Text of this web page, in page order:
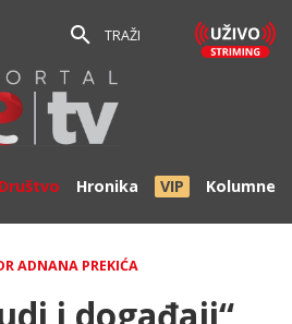
TRAŽI
Društvo Hronika VIP Kolumne
ADNANA PREKIĆA